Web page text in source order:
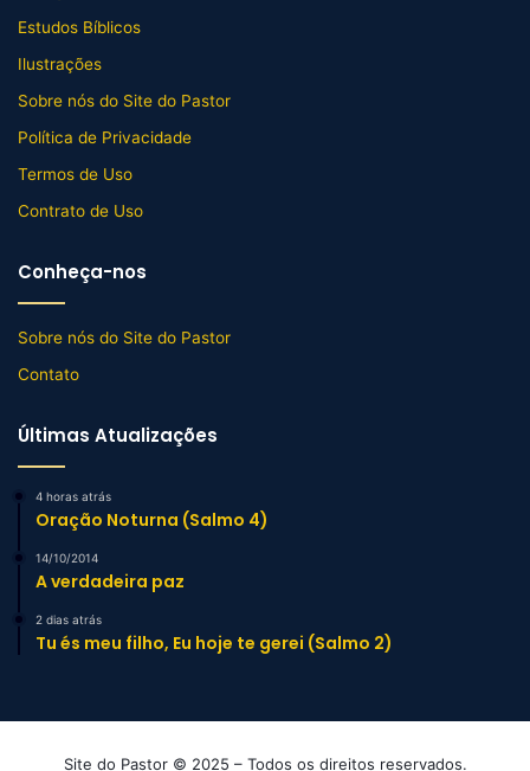
Estudos Bíblicos
Ilustrações
Sobre nós do Site do Pastor
Política de Privacidade
Termos de Uso
Contrato de Uso
Conheça-nos
Sobre nós do Site do Pastor
Contato
Últimas Atualizações
4 horas atrás
Oração Noturna (Salmo 4)
14/10/2014
A verdadeira paz
2 dias atrás
Tu és meu filho, Eu hoje te gerei (Salmo 2)
Site do Pastor © 2025 – Todos os direitos reservados.